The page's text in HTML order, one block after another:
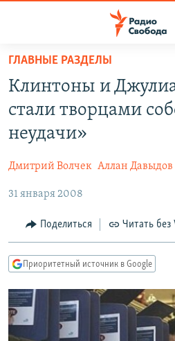
упрощенного
доступа
основному
Вернутся
навигации
Вернутся
поиску
АВТОРСКИЕ ПРОЕКТЫ
МНЕНИЯ
КУЛЬТУРА
IDEL.РЕАЛИИ
СЕВЕР.РЕАЛИИ
СИБИРЬ.РЕАЛИИ
РАСПИСАНИЕ ВЕЩАНИЯ
ГЛАВНЫЕ РАЗДЕЛЫ
Клинтоны и
стали творцами
неудачи»
Дмитрий Волчек Аллан Давыдов
31 января 2008
Поделиться Читать без
Приоритетный источник в Google